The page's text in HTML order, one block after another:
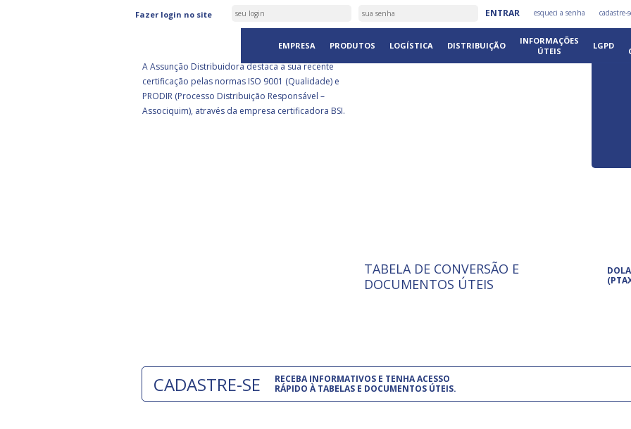
Fazer login no site ENTRAR esqueci a senha cadastre-
EMPRESA PRODUTOS LOGÍSTICA DISTRIBUIÇÃO
INFORMAÇÕES
ÚTEIS
LGPD
ASSUNÇÃO DISTRIBUIDORA É
CERTIFICADA PELA BSI
A Assunção Distribuidora destaca a sua recente
certificação pelas normas ISO 9001 (Qualidade) e
PRODIR (Processo Distribuição Responsável –
Associquim), através da empresa certificadora BSI.
ISO 9001: 2015
A International Organization for
Standardization é um conjunto de
TABELA DE CONVERSÃO E
DOCUMENTOS ÚTEIS
CADASTRE-SE
RECEBA INFORMATIVOS E TENHA ACESSO
RÁPIDO À TABELAS E DOCUMENTOS ÚTEIS.